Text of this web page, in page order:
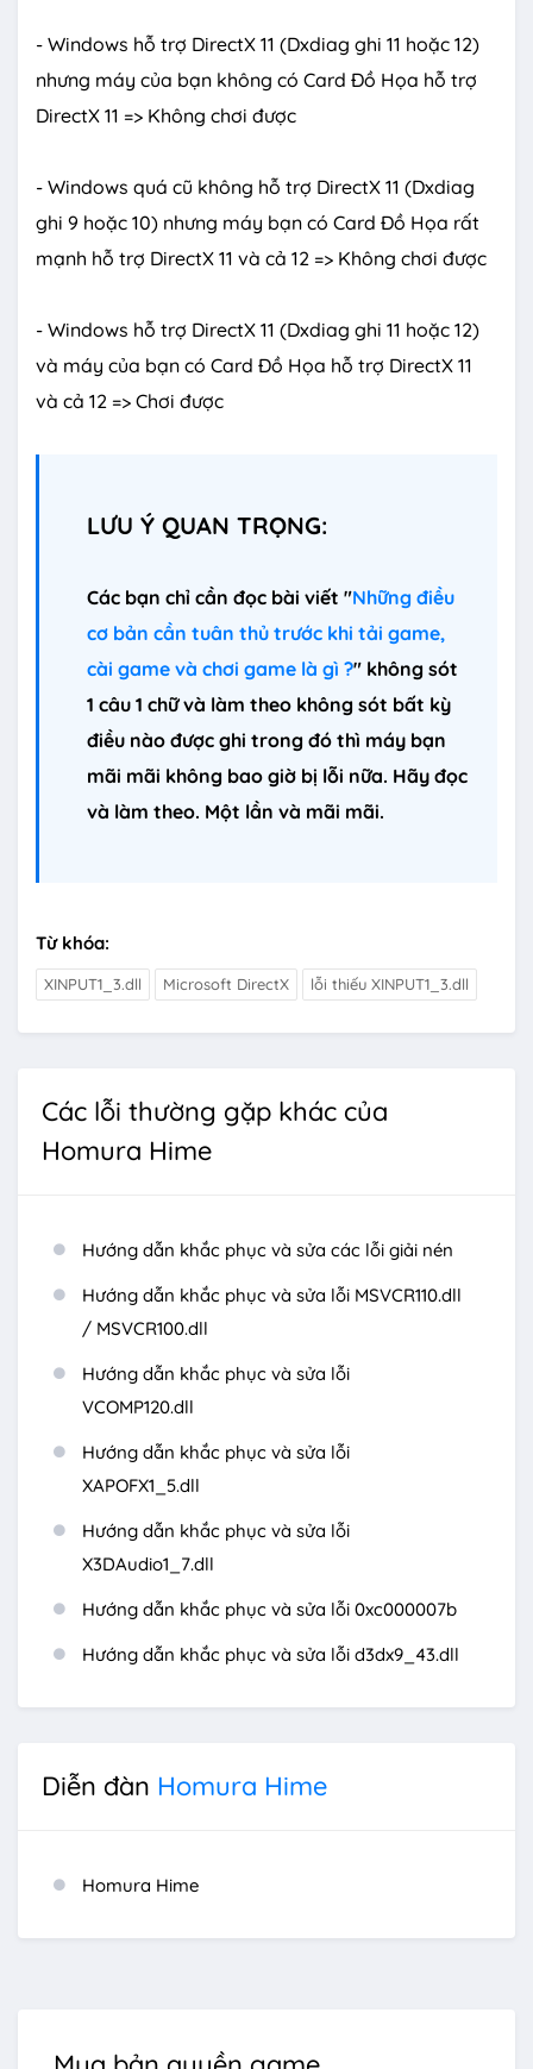
- Windows hỗ trợ DirectX 11 (Dxdiag ghi 11 hoặc 12)
nhưng máy của bạn không có Card Đồ Họa hỗ trợ
DirectX 11 => Không chơi được
- Windows quá cũ không hỗ trợ DirectX 11 (Dxdiag
ghi 9 hoặc 10) nhưng máy bạn có Card Đồ Họa rất
mạnh hỗ trợ DirectX 11 và cả 12 => Không chơi được
- Windows hỗ trợ DirectX 11 (Dxdiag ghi 11 hoặc 12)
và máy của bạn có Card Đồ Họa hỗ trợ DirectX 11
và cả 12 => Chơi được
LƯU Ý QUAN TRỌNG:
Các bạn chỉ cần đọc bài viết "Những điều
cơ bản cần tuân thủ trước khi tải game,
cài game và chơi game là gì ?" không sót
1 câu 1 chữ và làm theo không sót bất kỳ
điều nào được ghi trong đó thì máy bạn
mãi mãi không bao giờ bị lỗi nữa. Hãy đọc
và làm theo. Một lần và mãi mãi.
Từ khóa:
XINPUT1_3.dll Microsoft DirectX lỗi thiếu XINPUT1_3.dll
Các lỗi thường gặp khác của
Homura Hime
Hướng dẫn khắc phục và sửa các lỗi giải nén
Hướng dẫn khắc phục và sửa lỗi MSVCR110.dll
/ MSVCR100.dll
Hướng dẫn khắc phục và sửa lỗi
VCOMP120.dll
Hướng dẫn khắc phục và sửa lỗi
XAPOFX1_5.dll
Hướng dẫn khắc phục và sửa lỗi
X3DAudio1_7.dll
Hướng dẫn khắc phục và sửa lỗi 0xc000007b
Hướng dẫn khắc phục và sửa lỗi d3dx9_43.dll
Diễn đàn Homura Hime
Homura Hime